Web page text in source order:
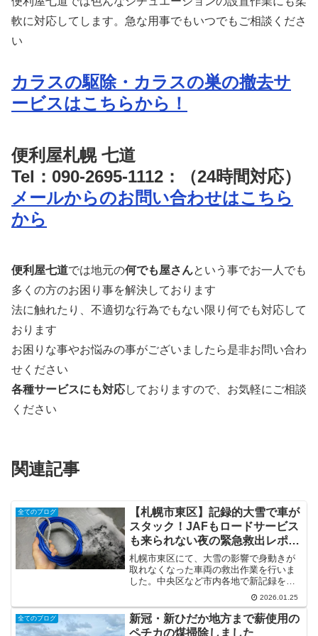
軟に対応してします。急な用事でもいつでもご相談くださ
い
カラスの駆除・カラスの巣の撤去サ
ービスはこちらから！
便利屋札幌 七道
Tel：090-2695-1112：（24時間対応）
メールからのお問い合わせはこちら
から
便利屋七道では地元の何でも屋さんという事でお一人でも
多くの方のお困り事を解決しております
法に触れたり、不適切な行為でもない限り何でも対応して
おります
お困りな事やお悩みの事がございましたら是非お問い合わ
せください
各種サービスにも対応しておりますので、お気軽にご相談
ください
関連記事
全てのブログ
【札幌市東区】記録的大雪で車が
スタック！JAFもロードサービス
も来られない夜の緊急救出レポー
ト
札幌市東区にて、大雪の影響で身動きが
取れなくなった車両の救出作業を行いま
した。中央区など市内各地で新記録を塗
り替える記録的な積雪となり、ロードサ
ービスが麻痺する中、途方に暮れていた
お客様のもとへ夜間緊急出動した一部始
終をお伝えします。目次 ...
2026.01.25
全てのブログ
新冠・新ひだか地方まで薪使用の
ペチカの煤掃除しました